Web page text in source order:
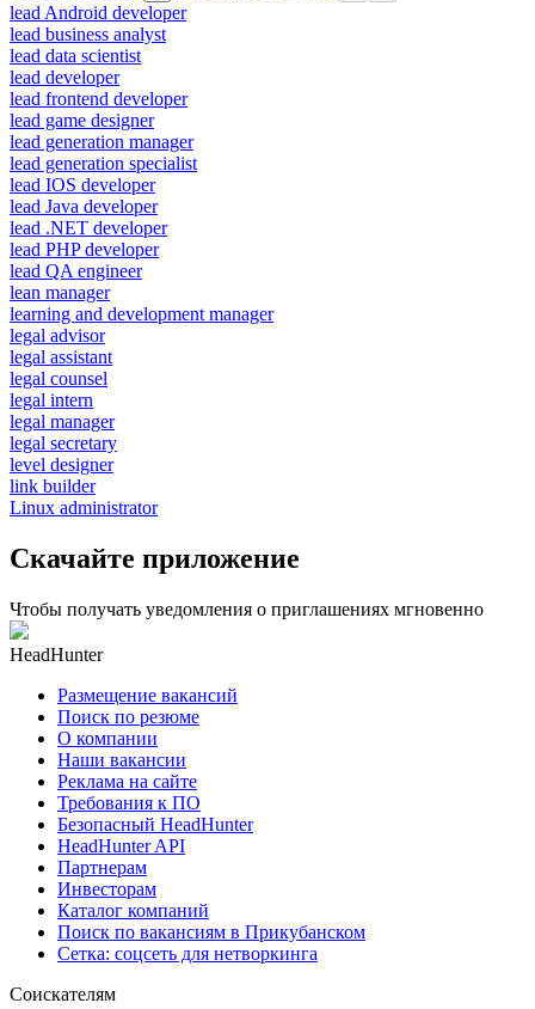
lead Android developer
lead business analyst
lead data scientist
lead developer
lead frontend developer
lead game designer
lead generation manager
lead generation specialist
lead IOS developer
lead Java developer
lead .NET developer
lead PHP developer
lead QA engineer
lean manager
learning and development manager
legal advisor
legal assistant
legal counsel
legal intern
legal manager
legal secretary
level designer
link builder
Linux administrator
Скачайте приложение
Чтобы получать уведомления о приглашениях мгновенно
HeadHunter
Размещение вакансий
Поиск по резюме
О компании
Наши вакансии
Реклама на сайте
Требования к ПО
Безопасный HeadHunter
HeadHunter API
Партнерам
Инвесторам
Каталог компаний
Поиск по вакансиям в Прикубанском
Сетка: соцсеть для нетворкинга
Соискателям